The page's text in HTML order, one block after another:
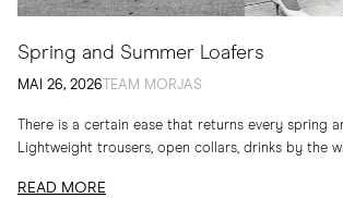
Spring and Summer Loafers
MAI 26, 2026 TEAM MORJAS
There is a certain ease that returns every spring
Lightweight trousers, open collars, drinks by the
READ MORE